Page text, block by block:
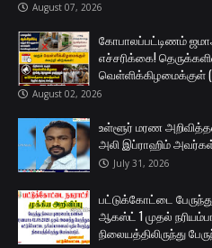
August 07, 2026
கோபாலப்பட்டிணம்
எச்சரிக்கை!
வெள்ளிக்கிழமைக்குள்
August 02, 2026
உள்ளூர் மரண
அலி இப்ராஹிம்
July 31, 2026
பட்டுக்கோட்டை
ஆகஸ்ட் 1 முதல்
நிலையத்திலிருந்து